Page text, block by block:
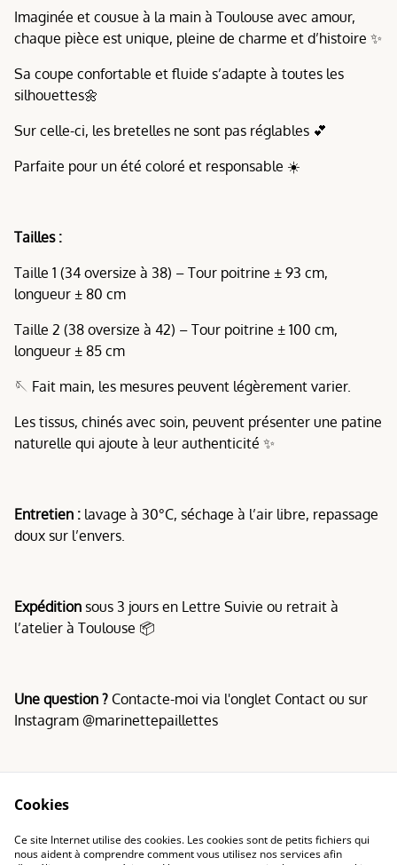
Imaginée et cousue à la main à Toulouse avec amour,
chaque pièce est unique, pleine de charme et d’histoire ✨
Sa coupe confortable et fluide s’adapte à toutes les
silhouettes🌼
Sur celle-ci, les bretelles ne sont pas réglables 💕
Parfaite pour un été coloré et responsable ☀️
Tailles :
Taille 1 (34 oversize à 38) – Tour poitrine ± 93 cm,
longueur ± 80 cm
Taille 2 (38 oversize à 42) – Tour poitrine ± 100 cm,
longueur ± 85 cm
🪡 Fait main, les mesures peuvent légèrement varier.
Les tissus, chinés avec soin, peuvent présenter une patine
naturelle qui ajoute à leur authenticité ✨
Entretien : lavage à 30°C, séchage à l’air libre, repassage
doux sur l’envers.
Expédition sous 3 jours en Lettre Suivie ou retrait à
l’atelier à Toulouse 📦
Une question ? Contacte-moi via l'onglet Contact ou sur
Instagram @marinettepaillettes
Conditions
Politique de
confidentialité
Cookies
Ce site Internet utilise des cookies. Les cookies sont de petits fichiers qui
nous aident à comprendre comment vous utilisez nos services afin